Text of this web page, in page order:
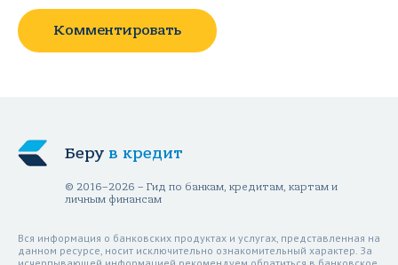
Комментировать
Беру в кредит
© 2016–2026 – Гид по банкам, кредитам, картам и
личным финансам
Вся информация о банковских продуктах и услугах, представленная на
данном ресурсе, носит исключительно ознакомительный характер. За